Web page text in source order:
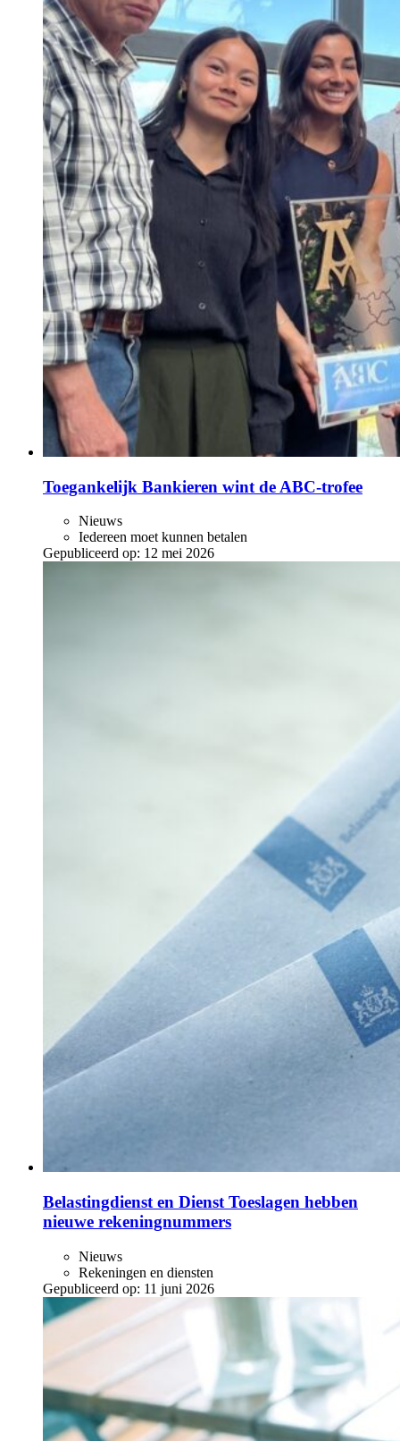
Toegankelijk Bankieren wint de ABC‑trofee
Nieuws
Iedereen moet kunnen betalen
Gepubliceerd op: 12 mei 2026
Belastingdienst en Dienst Toeslagen hebben
nieuwe rekeningnummers
Nieuws
Rekeningen en diensten
Gepubliceerd op: 11 juni 2026